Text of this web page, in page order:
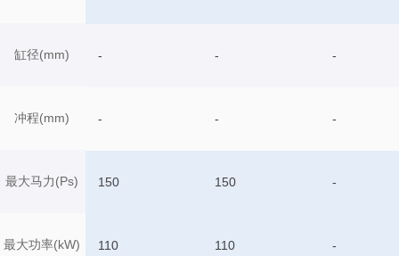
缸径(mm)
冲程(mm)
最大马力(Ps)
最大功率(kW)
- - -
- - -
150 150 -
110 110 -